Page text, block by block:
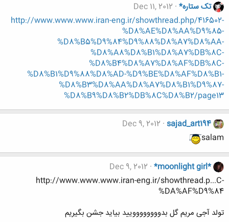
تک ستاره* Dec 11, 2012
http://www.www.www.iran-eng.ir/showthread.php/416502-
%D8%AE%D8%AA%D9%85-
%D8%B5%D9%84%D9%88%D8%A7%D8%AA-
%D8%A8%D8%B1%D8%A7%DB%8C-
%D8%B4%D8%A7%D8%AF%DB%8C-
%D8%B1%D9%88%D8%AD-%D9%BE%D8%AF%D8%B1-
%D8%B3%D8%AA%D8%A7%D8%B1%D9%87-
%D8%B9%D8%B2%DB%8C%D8%B2/page13
sajad_art194
Dec 9, 2012
salam
*moonlight girl*
Dec 9, 2012
http://www.www.www.iran-eng.ir/showthread.p...C-
%DA%AF%D9%84
تولد آجی مریم گل بدوووووووویید بیاید جشن بگیریم